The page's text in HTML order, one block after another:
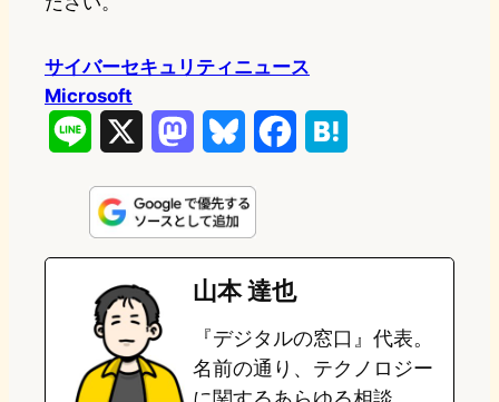
サイバーセキュリティニュース
Microsoft
n
e
s
t
o
o
u
e
s
k
e
b
o
o
e
a
山本 達也
『デジタルの窓口』代表。
名前の通り、テクノロジー